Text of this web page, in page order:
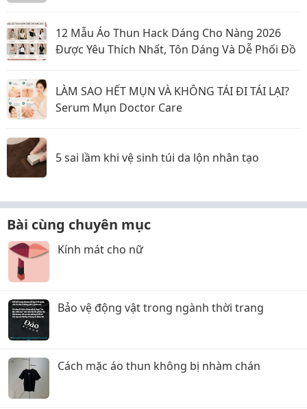
12 Mẫu Áo Thun Hack Dáng Cho Nàng 2026
Được Yêu Thích Nhất, Tôn Dáng Và Dễ Phối Đồ
LÀM SAO HẾT MỤN VÀ KHÔNG TÁI ĐI TÁI LẠI?
Serum Mụn Doctor Care
5 sai lầm khi vệ sinh túi da lộn nhân tạo
Bài cùng chuyên mục
Kính mát cho nữ
Bảo vệ động vật trong ngành thời trang
Cách mặc áo thun không bị nhàm chán